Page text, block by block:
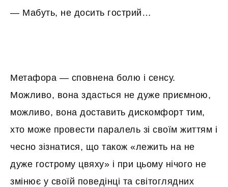
— Мабуть, не досить гострий…
Метафора — сповнена болю і сенсу.
Можливо, вона здасться не дуже приємною,
можливо, вона доставить дискомфорт тим,
хто може провести паралель зі своїм життям і
чесно зізнатися, що також «лежить на не
дуже гострому цвяху» і при цьому нічого не
змінює у своїй поведінці та світоглядних